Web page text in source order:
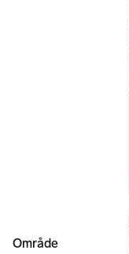
Område